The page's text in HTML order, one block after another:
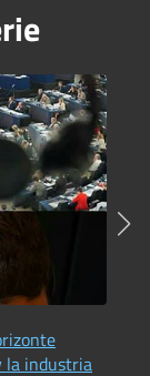
la industria